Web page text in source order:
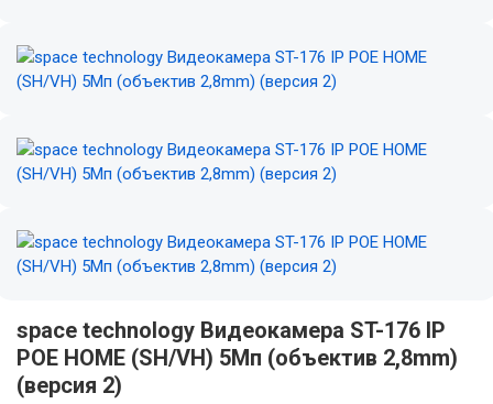
space technology Видеокамера ST-176 IP
POE HOME (SH/VH) 5Мп (объектив 2,8mm)
(версия 2)